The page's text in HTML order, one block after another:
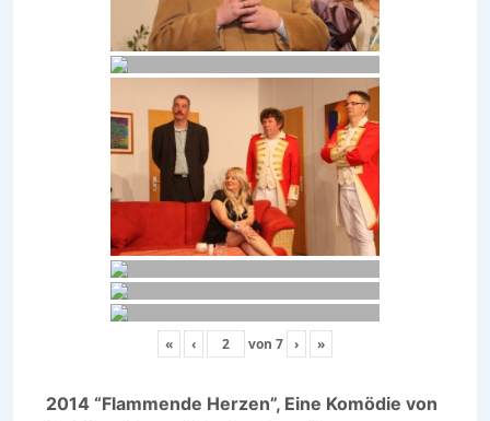
« ‹ von 7 › »
2014 “Flammende Herzen”, Eine Komödie von